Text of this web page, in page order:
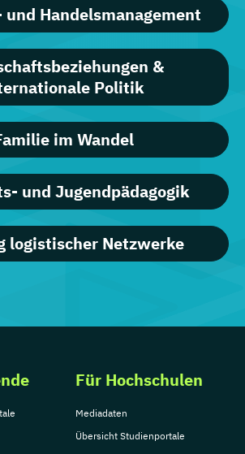
Handelsmanagement
&
Politik
im Wandel
und Jugendpädagogik
logistischer Netzwerke
Für Hochschulen
Mediadaten
Übersicht Studienportale